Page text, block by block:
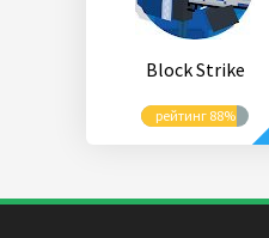
Block Strike
рейтинг 88%